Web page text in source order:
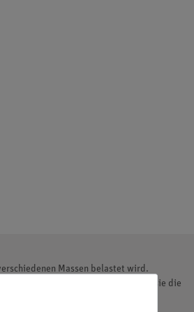
Massen belastet wird.
Aus den Messwerten sollen sie die